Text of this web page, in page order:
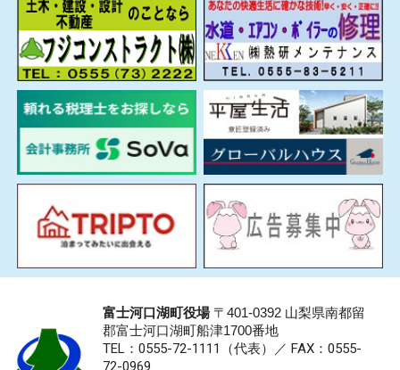
富士河口湖町役場〒401-0392 山梨県南都留
郡富士河口湖町船津1700番地
TEL：0555-72-1111 （代表）／ FAX：0555-
72-0969